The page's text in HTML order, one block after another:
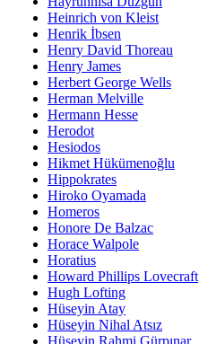
Heinrich von Kleist
Henrik İbsen
Henry David Thoreau
Henry James
Herbert George Wells
Herman Melville
Hermann Hesse
Herodot
Hesiodos
Hikmet Hükümenoğlu
Hippokrates
Hiroko Oyamada
Homeros
Honore De Balzac
Horace Walpole
Horatius
Howard Phillips Lovecraft
Hugh Lofting
Hüseyin Atay
Hüseyin Nihal Atsız